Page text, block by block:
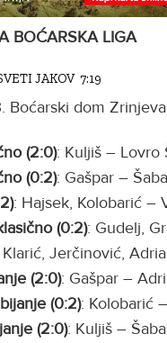
BOĆARSKA LIGA
JAKOV 7:19
Boćarski dom
(2:0): Kuljiš – Lovro
(0:2): Gašpar –
: Hajsek, Kolobarić –
(0:2): Gudelj,
Jerčinović,
(2:0): Gašpar –
(0:2): Kolobarić
(2:0): Kuljiš –